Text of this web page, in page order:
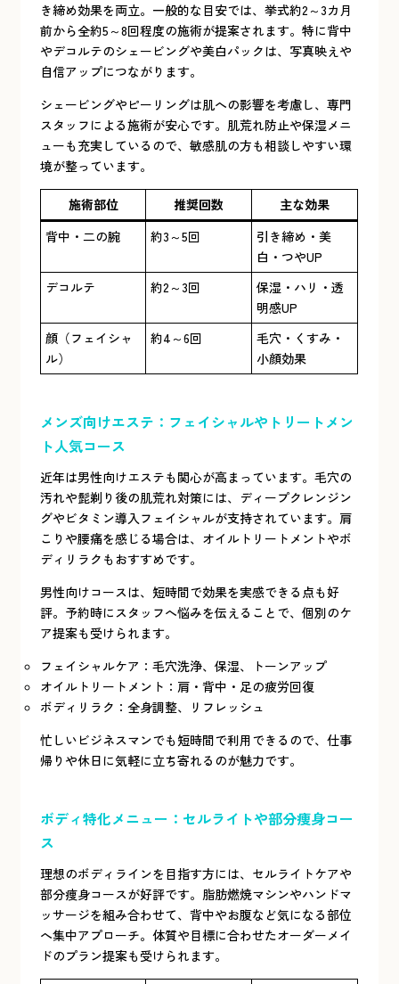
き締め効果を両立。一般的な目安では、挙式約2～3カ月
前から全約5～8回程度の施術が提案されます。特に背中
やデコルテのシェービングや美白パックは、写真映えや
自信アップにつながります。
シェービングやピーリングは肌への影響を考慮し、専門
スタッフによる施術が安心です。肌荒れ防止や保湿メニ
ューも充実しているので、敏感肌の方も相談しやすい環
境が整っています。
施術部位 推奨回数
主な効果
背中・二の腕
約3～5回
引き締め・美
白・つやUP
デコルテ
約2～3回
保湿・ハリ・透
明感UP
顔（フェイシャ
ル）
約4～6回
毛穴・くすみ・
小顔効果
メンズ向けエステ：フェイシャルやトリートメン
ト人気コース
近年は男性向けエステも関心が高まっています。毛穴の
汚れや髭剃り後の肌荒れ対策には、ディープクレンジン
グやビタミン導入フェイシャルが支持されています。肩
こりや腰痛を感じる場合は、オイルトリートメントやボ
ディリラクもおすすめです。
男性向けコースは、短時間で効果を実感できる点も好
評。予約時にスタッフへ悩みを伝えることで、個別のケ
ア提案も受けられます。
フェイシャルケア：毛穴洗浄、保湿、トーンアップ
オイルトリートメント：肩・背中・足の疲労回復
ボディリラク：全身調整、リフレッシュ
忙しいビジネスマンでも短時間で利用できるので、仕事
帰りや休日に気軽に立ち寄れるのが魅力です。
ボディ特化メニュー：セルライトや部分痩身コー
ス
理想のボディラインを目指す方には、セルライトケアや
部分痩身コースが好評です。脂肪燃焼マシンやハンドマ
ッサージを組み合わせて、背中やお腹など気になる部位
へ集中アプローチ。体質や目標に合わせたオーダーメイ
ドのプラン提案も受けられます。